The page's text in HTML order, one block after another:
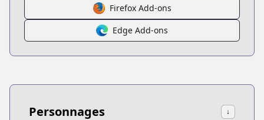
Firefox Add-ons
Edge Add-ons
Personnages ↓